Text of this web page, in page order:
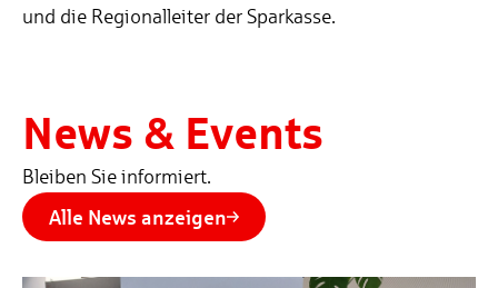
und die Regionalleiter der Sparkasse.
News & Events
Bleiben Sie informiert.
Alle News anzeigen